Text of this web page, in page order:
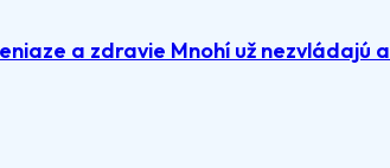
a zdravie Mnohí už nezvládajú